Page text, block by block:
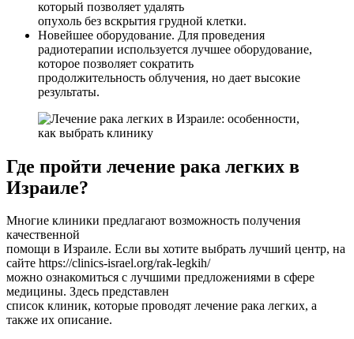
который позволяет удалять
опухоль без вскрытия грудной клетки.
Новейшее оборудование. Для проведения
радиотерапии используется лучшее оборудование,
которое позволяет сократить
продолжительность облучения, но дает высокие
результаты.
Где пройти лечение рака легких в
Израиле?
Многие клиники предлагают возможность получения
качественной
помощи в Израиле. Если вы хотите выбрать лучший центр, на
сайте https://clinics-israel.org/rak-legkih/
можно ознакомиться с лучшими предложениями в сфере
медицины. Здесь представлен
список клиник, которые проводят лечение рака легких, а
также их описание.